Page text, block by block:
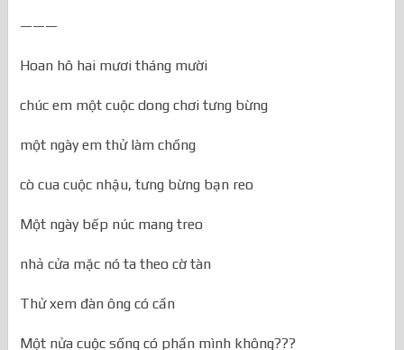
———
Hoan hô hai mươi tháng mười
chúc em một cuộc dong chơi tưng bừng
một ngày em thử làm chồng
cò cua cuộc nhậu, tưng bừng bạn reo
Một ngày bếp núc mang treo
nhả cửa mặc nó ta theo cờ tàn
Thử xem đàn ông có cần
Một nửa cuộc sống có phần mình không???